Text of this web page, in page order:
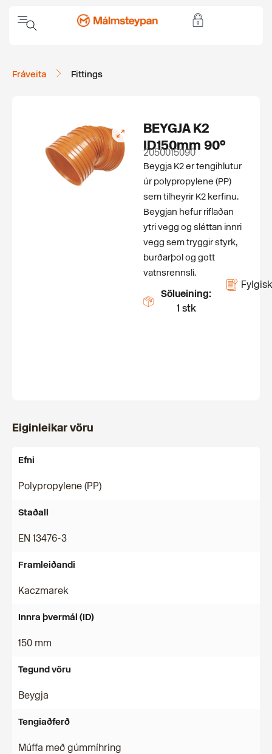
Fráveita Fittings
BEYGJA K2
ID150mm 90°
2050015090
Beygja K2 er tengihlutur
úr polypropylene (PP)
sem tilheyrir K2 kerfinu.
Beygjan hefur riflaðan
ytri vegg og sléttan innri
vegg sem tryggir styrk,
burðarþol og gott
vatnsrennsli.
Sölueining:
1 stk
Eiginleikar vöru
Efni
Polypropylene (PP)
Staðall
EN 13476-3
Framleiðandi
Kaczmarek
Innra þvermál (ID)
150 mm
Tegund vöru
Beygja
Tengiaðferð
Múffa með gúmmíhring